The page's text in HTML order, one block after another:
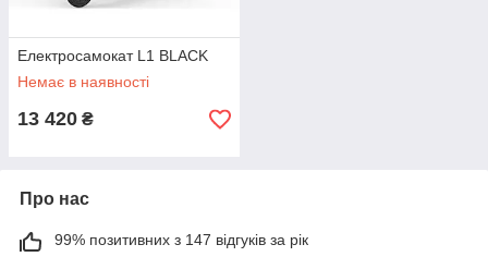
Електросамокат L1 BLACK
Немає в наявності
13 420 ₴
Про нас
99% позитивних з 147 відгуків за рік